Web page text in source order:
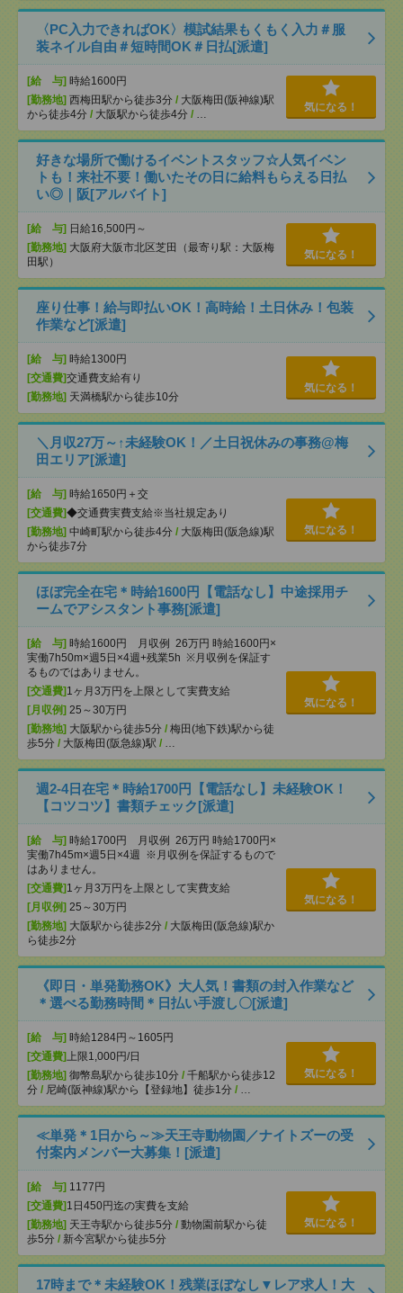
〈PC入力できればOK〉模試結果もくもく入力＃服
装ネイル自由＃短時間OK＃日払[派遣]
[給 与] 時給1600円
[勤務地] 西梅田駅から徒歩3分 / 大阪梅田(阪神線)駅
から徒歩4分 / 大阪駅から徒歩4分 / …
気になる！
好きな場所で働けるイベントスタッフ☆人気イベン
トも！来社不要！働いたその日に給料もらえる日払
い◎｜阪[アルバイト]
[給 与] 日給16,500円～
[勤務地] 大阪府大阪市北区芝田（最寄り駅：大阪梅
田駅）
気になる！
座り仕事！給与即払いOK！高時給！土日休み！包装
作業など[派遣]
[給 与] 時給1300円
[交通費]交通費支給有り
[勤務地] 天満橋駅から徒歩10分
気になる！
＼月収27万～↑未経験OK！／土日祝休みの事務@梅
田エリア[派遣]
[給 与] 時給1650円＋交
[交通費]◆交通費実費支給※当社規定あり
[勤務地] 中崎町駅から徒歩4分 / 大阪梅田(阪急線)駅
から徒歩7分
気になる！
ほぼ完全在宅＊時給1600円【電話なし】中途採用チ
ームでアシスタント事務[派遣]
[給 与] 時給1600円 月収例 26万円 時給1600円×
実働7h50m×週5日×4週+残業5h ※月収例を保証す
るものではありません。
[交通費] 1ヶ月3万円を上限として実費支給
[月収例] 25～30万円
[勤務地] 大阪駅から徒歩5分 / 梅田(地下鉄)駅から徒
歩5分 / 大阪梅田(阪急線)駅 / …
気になる！
週2-4日在宅＊時給1700円【電話なし】未経験OK！
【コツコツ】書類チェック[派遣]
[給 与] 時給1700円 月収例 26万円 時給1700円×
実働7h45m×週5日×4週 ※月収例を保証するもので
はありません。
[交通費] 1ヶ月3万円を上限として実費支給
[月収例] 25～30万円
[勤務地] 大阪駅から徒歩2分 / 大阪梅田(阪急線)駅か
ら徒歩2分
気になる！
《即日・単発勤務OK》大人気！書類の封入作業など
＊選べる勤務時間＊日払い手渡し〇[派遣]
[給 与] 時給1284円～1605円
[交通費] 上限1,000円/日
[勤務地] 御幣島駅から徒歩10分 / 千船駅から徒歩12
分 / 尼崎(阪神線)駅から【登録地】徒歩1分 / …
気になる！
≪単発＊1日から～≫天王寺動物園／ナイトズーの受
付案内メンバー大募集！[派遣]
[給 与] 1177円
[交通費] 1日450円迄の実費を支給
[勤務地] 天王寺駅から徒歩5分 / 動物園前駅から徒
歩5分 / 新今宮駅から徒歩5分
気になる！
17時まで＊未経験OK！残業ほぼなし▼レア求人！大